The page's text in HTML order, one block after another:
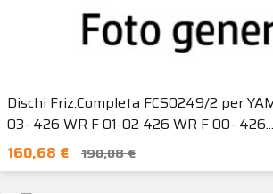
Dischi Friz.Completa FCS0249/2 per
03- 426 WR F 01-02 426 WR F 00- 426...
160,68 €
190,08 €